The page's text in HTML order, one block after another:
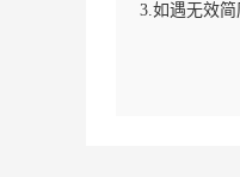
3.如遇无效